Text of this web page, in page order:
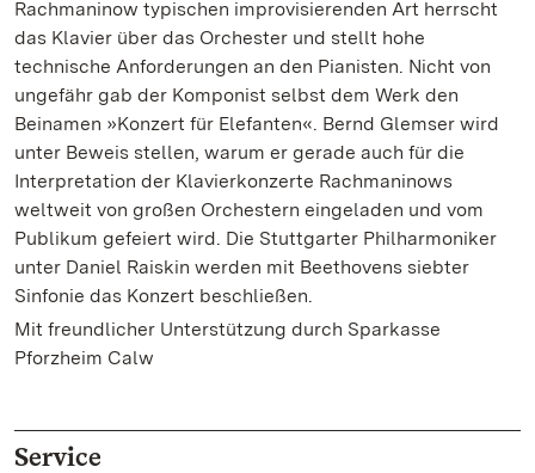
Rachmaninow typischen improvisierenden Art herrscht
das Klavier über das Orchester und stellt hohe
technische Anforderungen an den Pianisten. Nicht von
ungefähr gab der Komponist selbst dem Werk den
Beinamen »Konzert für Elefanten«. Bernd Glemser wird
unter Beweis stellen, warum er gerade auch für die
Interpretation der Klavierkonzerte Rachmaninows
weltweit von großen Orchestern eingeladen und vom
Publikum gefeiert wird. Die Stuttgarter Philharmoniker
unter Daniel Raiskin werden mit Beethovens siebter
Sinfonie das Konzert beschließen.
Mit freundlicher Unterstützung durch Sparkasse
Pforzheim Calw
Service